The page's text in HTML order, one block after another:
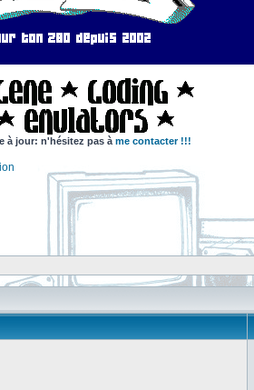
à jour: n'hésitez pas à me contacter !!!